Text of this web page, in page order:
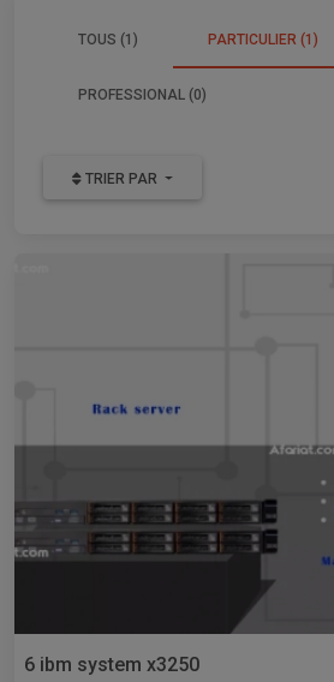
TOUS (1) PARTICULIER (1)
PROFESSIONAL (0)
TRIER PAR
6 ibm system x3250